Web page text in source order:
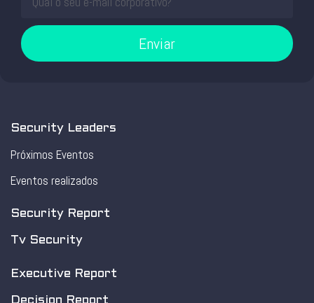
Enviar
Security Leaders
Próximos Eventos
Eventos realizados
Security Report
Tv Security
Executive Report
Decision Report